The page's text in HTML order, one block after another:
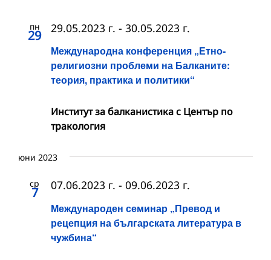
пн
29
Международна конференция „Етно-
религиозни проблеми на Балканите:
теория, практика и политики“
29.05.2023 г. - 30.05.2023 г.
Институт за балканистика с Център по
тракология
юни 2023
ср
7
Международен семинар „Превод и
рецепция на българската литература в
чужбина“
07.06.2023 г. - 09.06.2023 г.